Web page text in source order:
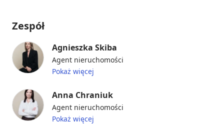
Zespół
Agnieszka Skiba
Agent nieruchomości
Pokaż więcej
Anna Chraniuk
Agent nieruchomości
Pokaż więcej